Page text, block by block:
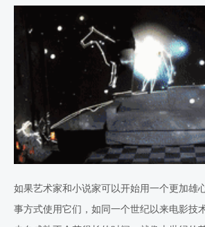
如果艺术家和小说家可以开始用一个更加雄
事方式使用它们，如同一个世纪以来电影技